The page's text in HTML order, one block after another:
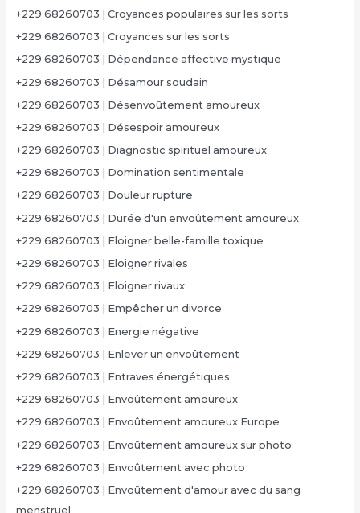
+229 68260703 | Croyances populaires sur les sorts
+229 68260703 | Croyances sur les sorts
+229 68260703 | Dépendance affective mystique
+229 68260703 | Désamour soudain
+229 68260703 | Désenvoûtement amoureux
+229 68260703 | Désespoir amoureux
+229 68260703 | Diagnostic spirituel amoureux
+229 68260703 | Domination sentimentale
+229 68260703 | Douleur rupture
+229 68260703 | Durée d'un envoûtement amoureux
+229 68260703 | Eloigner belle-famille toxique
+229 68260703 | Eloigner rivales
+229 68260703 | Eloigner rivaux
+229 68260703 | Empêcher un divorce
+229 68260703 | Energie négative
+229 68260703 | Enlever un envoûtement
+229 68260703 | Entraves énergétiques
+229 68260703 | Envoûtement amoureux
+229 68260703 | Envoûtement amoureux Europe
+229 68260703 | Envoûtement amoureux sur photo
+229 68260703 | Envoûtement avec photo
+229 68260703 | Envoûtement d'amour avec du sang
menstruel